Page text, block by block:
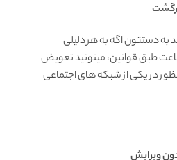
دستتون اگه به هر دلیلی
نداشتید تا ۲۴ ساعت طبق قوانین، میتونید تعویض
در یکی از شبکه های اجتماعی